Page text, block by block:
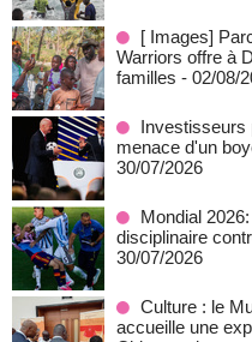
[ Images]
Warriors offre à
familles - 02/08/
Investisseurs
menace d'un
30/07/2026
Mondial
disciplinaire
30/07/2026
Culture : le
accueille une